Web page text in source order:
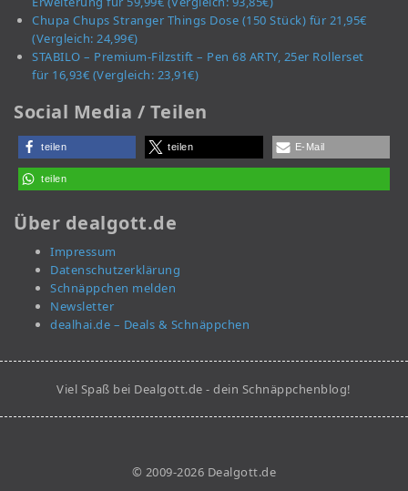
Chupa Chups Stranger Things Dose (150 Stück) für 21,95€
(Vergleich: 24,99€)
STABILO – Premium-Filzstift – Pen 68 ARTY, 25er Rollerset
für 16,93€ (Vergleich: 23,91€)
Social Media / Teilen
teilen teilen E-Mail
teilen
Über dealgott.de
Impressum
Datenschutzerklärung
Schnäppchen melden
Newsletter
dealhai.de – Deals & Schnäppchen
Viel Spaß bei Dealgott.de - dein Schnäppchenblog!
© 2009-2026 Dealgott.de